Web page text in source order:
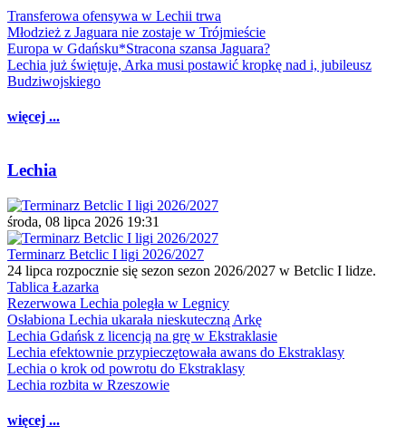
Transferowa ofensywa w Lechii trwa
Młodzież z Jaguara nie zostaje w Trójmieście
Europa w Gdańsku*Stracona szansa Jaguara?
Lechia już świętuje, Arka musi postawić kropkę nad i, jubileusz
Budziwojskiego
więcej ...
Lechia
środa, 08 lipca 2026 19:31
Terminarz Betclic I ligi 2026/2027
24 lipca rozpocznie się sezon sezon 2026/2027 w Betclic I lidze.
Tablica Łazarka
Rezerwowa Lechia poległa w Legnicy
Osłabiona Lechia ukarała nieskuteczną Arkę
Lechia Gdańsk z licencją na grę w Ekstraklasie
Lechia efektownie przypieczętowała awans do Ekstraklasy
Lechia o krok od powrotu do Ekstraklasy
Lechia rozbita w Rzeszowie
więcej ...